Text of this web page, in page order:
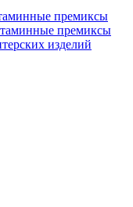
премиксы
премиксы
изделий